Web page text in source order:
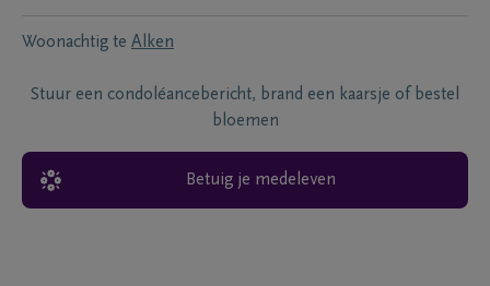
Woonachtig te Alken
Stuur een condoléancebericht, brand een kaarsje of bestel
bloemen
Betuig je medeleven